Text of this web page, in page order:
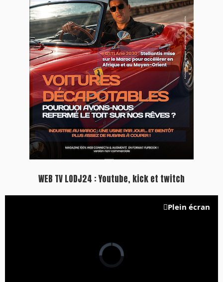
WEB TV LODJ24 : Youtube, kick et twitch
Plein écran